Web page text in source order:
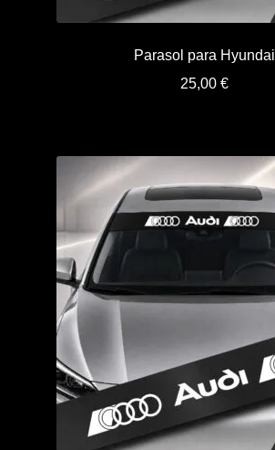
Parasol para Hyundai
25,00 €